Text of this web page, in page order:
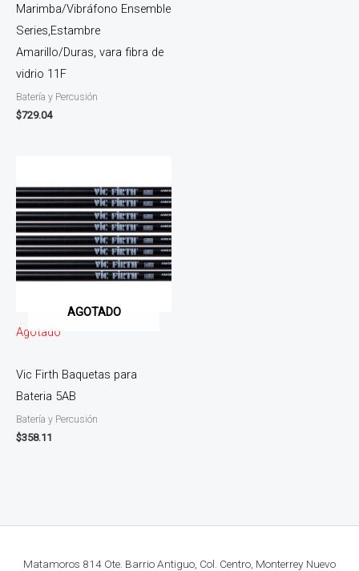
Marimba/Vibráfono Ensemble
Series,Estambre
Amarillo/Duras, vara fibra de
vidrio 11F
Batería y Percusión
$729.04
AGOTADO
Agotado
Vic Firth Baquetas para
Bateria 5AB
Batería y Percusión
$358.11
Matamoros 814 Ote. Barrio Antiguo, Col. Centro, Monterrey Nuevo